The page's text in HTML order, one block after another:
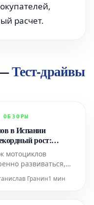
расчет.
Тест-драйвы
в Испании
рост:
125 впервые
мотоциклов
развиваться,
значительным
Гранин1 мин